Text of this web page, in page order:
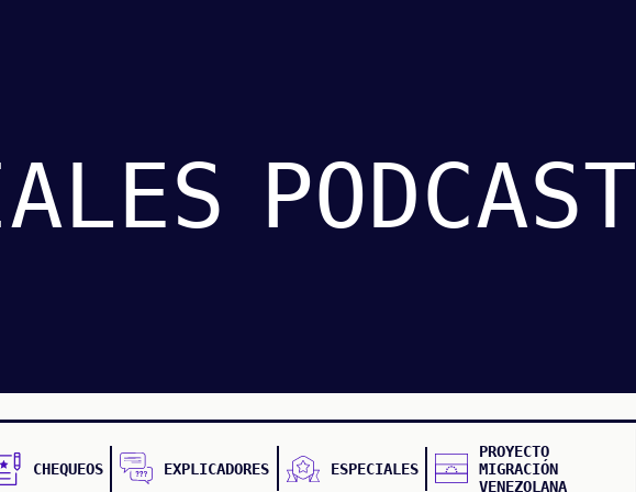
PODCAST
CHEQUEOS EXPLICADORES ESPECIALES
PROYECTO
MIGRACIÓN
VENEZOLANA